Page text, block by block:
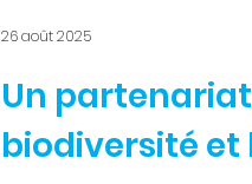
Un
biodiversité
26 août 2025